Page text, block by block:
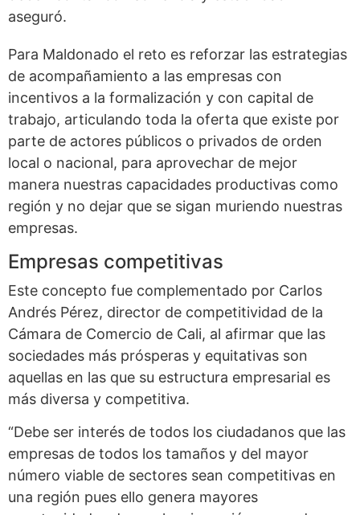
aseguró.
Para Maldonado el reto es reforzar las estrategias
de acompañamiento a las empresas con
incentivos a la formalización y con capital de
trabajo, articulando toda la oferta que existe por
parte de actores públicos o privados de orden
local o nacional, para aprovechar de mejor
manera nuestras capacidades productivas como
región y no dejar que se sigan muriendo nuestras
empresas.
Empresas competitivas
Este concepto fue complementado por Carlos
Andrés Pérez, director de competitividad de la
Cámara de Comercio de Cali, al afirmar que las
sociedades más prósperas y equitativas son
aquellas en las que su estructura empresarial es
más diversa y competitiva.
“Debe ser interés de todos los ciudadanos que las
empresas de todos los tamaños y del mayor
número viable de sectores sean competitivas en
una región pues ello genera mayores